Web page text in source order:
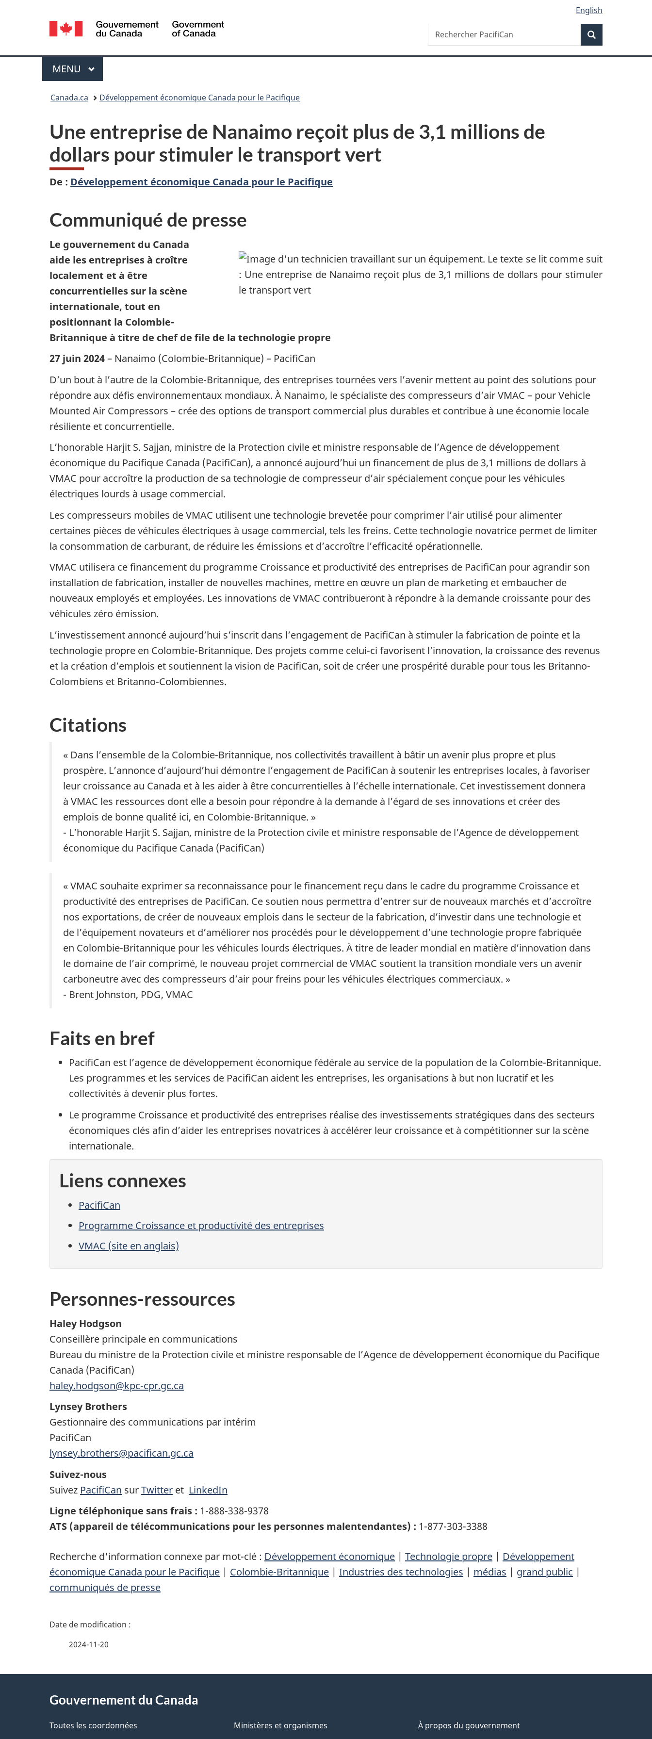
sujet
HTML
Sélection
de
la
langue
English
Canada
Recherche
Rechercher
PacifiCan
Menu
MENU PRINCIPAL
Canada.ca Développement économique Canada pour le Pacifique
Une entreprise de Nanaimo reçoit plus de 3,1 millions de
dollars pour stimuler le transport vert
De : Développement économique Canada pour le Pacifique
Communiqué de presse
Le gouvernement du Canada
aide les entreprises à croître
localement et à être
concurrentielles sur la scène
internationale, tout en
positionnant la Colombie-
Britannique à titre de chef de file de la technologie propre
27 juin 2024– Nanaimo (Colombie-Britannique) – PacifiCan
D’un bout à l’autre de la Colombie-Britannique, des entreprises tournées vers l’avenir mettent au point des solutions pour
répondre aux défis environnementaux mondiaux. À Nanaimo, le spécialiste des compresseurs d’air VMAC – pour Vehicle
Mounted Air Compressors – crée des options de transport commercial plus durables et contribue à une économie locale
résiliente et concurrentielle.
L’honorable Harjit S. Sajjan, ministre de la Protection civile et ministre responsable de l’Agence de développement
économique du Pacifique Canada (PacifiCan), a annoncé aujourd’hui un financement de plus de 3,1 millions de dollars à
VMAC pour accroître la production de sa technologie de compresseur d’air spécialement conçue pour les véhicules
électriques lourds à usage commercial.
Les compresseurs mobiles de VMAC utilisent une technologie brevetée pour comprimer l’air utilisé pour alimenter
certaines pièces de véhicules électriques à usage commercial, tels les freins. Cette technologie novatrice permet de limiter
la consommation de carburant, de réduire les émissions et d’accroître l’efficacité opérationnelle.
VMAC utilisera ce financement du programme Croissance et productivité des entreprises de PacifiCan pour agrandir son
installation de fabrication, installer de nouvelles machines, mettre en œuvre un plan de marketing et embaucher de
nouveaux employés et employées. Les innovations de VMAC contribueront à répondre à la demande croissante pour des
véhicules zéro émission.
L’investissement annoncé aujourd’hui s’inscrit dans l’engagement de PacifiCan à stimuler la fabrication de pointe et la
technologie propre en Colombie-Britannique. Des projets comme celui-ci favorisent l’innovation, la croissance des revenus
et la création d’emplois et soutiennent la vision de PacifiCan, soit de créer une prospérité durable pour tous les Britanno-
Colombiens et Britanno-Colombiennes.
Citations
« Dans l’ensemble de la Colombie-Britannique, nos collectivités travaillent à bâtir un avenir plus propre et plus
prospère. L’annonce d’aujourd’hui démontre l’engagement de PacifiCan à soutenir les entreprises locales, à favoriser
leur croissance au Canada et à les aider à être concurrentielles à l’échelle internationale. Cet investissement donnera
à VMAC les ressources dont elle a besoin pour répondre à la demande à l’égard de ses innovations et créer des
emplois de bonne qualité ici, en Colombie-Britannique. »
- L’honorable Harjit S. Sajjan, ministre de la Protection civile et ministre responsable de l’Agence de développement
économique du Pacifique Canada (PacifiCan)
« VMAC souhaite exprimer sa reconnaissance pour le financement reçu dans le cadre du programme Croissance et
productivité des entreprises de PacifiCan. Ce soutien nous permettra d’entrer sur de nouveaux marchés et d’accroître
nos exportations, de créer de nouveaux emplois dans le secteur de la fabrication, d’investir dans une technologie et
de l’équipement novateurs et d’améliorer nos procédés pour le développement d’une technologie propre fabriquée
en Colombie-Britannique pour les véhicules lourds électriques. À titre de leader mondial en matière d’innovation dans
le domaine de l’air comprimé, le nouveau projet commercial de VMAC soutient la transition mondiale vers un avenir
carboneutre avec des compresseurs d’air pour freins pour les véhicules électriques commerciaux. »
- Brent Johnston, PDG, VMAC
Faits en bref
PacifiCan est l’agence de développement économique fédérale au service de la population de la Colombie-Britannique.
Les programmes et les services de PacifiCan aident les entreprises, les organisations à but non lucratif et les
collectivités à devenir plus fortes.
Le programme Croissance et productivité des entreprises réalise des investissements stratégiques dans des secteurs
économiques clés afin d’aider les entreprises novatrices à accélérer leur croissance et à compétitionner sur la scène
internationale.
Liens connexes
PacifiCan
Programme Croissance et productivité des entreprises
VMAC (site en anglais)
Personnes-ressources
Haley Hodgson
Conseillère principale en communications
Bureau du ministre de la Protection civile et ministre responsable de l’Agence de développement économique du Pacifique
Canada (PacifiCan)
haley.hodgson@kpc-cpr.gc.ca
Lynsey Brothers
Gestionnaire des communications par intérim
PacifiCan
lynsey.brothers@pacifican.gc.ca
Suivez-nous
Suivez PacifiCan surTwitter et LinkedIn
Ligne téléphonique sans frais : 1-888-338-9378
ATS (appareil de télécommunications pour les personnes malentendantes) : 1-877-303-3388
Recherche d'information connexe par mot-clé : Développement économique | Technologie propre | Développement
économique Canada pour le Pacifique | Colombie-Britannique | Industries des technologies | médias | grand public |
communiqués de presse
D
a
2024-11-20
proposGouvernement du Canada
Toutes les coordonnées Ministères et organismes À propos du gouvernement